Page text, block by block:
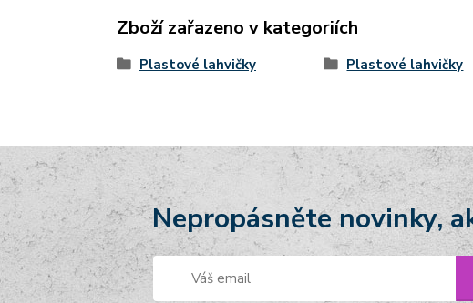
Zboží zařazeno v kategoriích
Plastové lahvičky Plastové lahvičky
Nepropásněte novinky,